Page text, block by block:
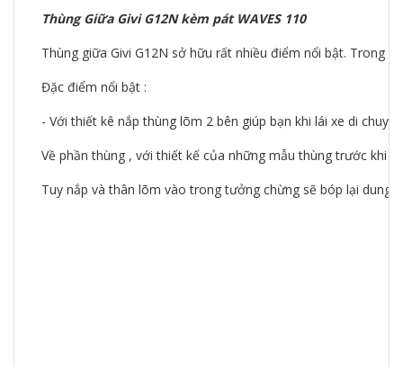
Thùng Giữa Givi G12N kèm pát WAVES 110
Thùng giữa Givi G12N sở hữu rất nhiều điểm nổi bật. Trong
Đặc điểm nổi bật :
- Với thiết kê nắp thùng lõm 2 bên giúp bạn khi lái xe di
Về phần thùng , với thiết kế của những mẫu thùng trước khi
Tuy nắp và thân lõm vào trong tưởng chừng sẽ bóp lại dung